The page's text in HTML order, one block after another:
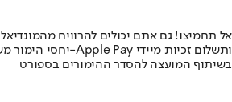
אל תחמיצו! גם אתם יכולים להרוויח מהמונדיאל
יחסי הימור משופרים, הפקדות ב-Apple Pay ותשלום זכיות מיידי
בשיתוף המועצה להסדר ההימורים בספורט